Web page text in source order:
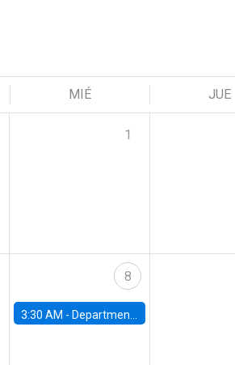
MIÉ JUE
1
8
3:30 AM - Department Seminar: James Robinson